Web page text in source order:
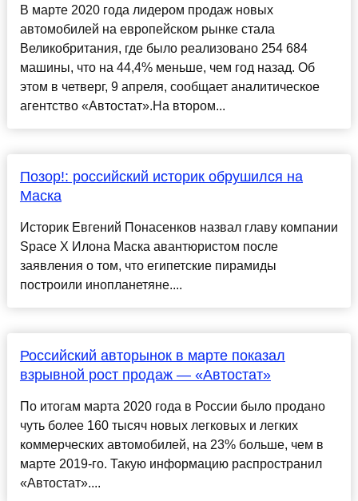
В марте 2020 года лидером продаж новых
автомобилей на европейском рынке стала
Великобритания, где было реализовано 254 684
машины, что на 44,4% меньше, чем год назад. Об
этом в четверг, 9 апреля, сообщает аналитическое
агентство «Автостат».На втором...
Позор!: российский историк обрушился на
Маска
Историк Евгений Понасенков назвал главу компании
Space X Илона Маска авантюристом после
заявления о том, что египетские пирамиды
построили инопланетяне....
Российский авторынок в марте показал
взрывной рост продаж — «Автостат»
По итогам марта 2020 года в России было продано
чуть более 160 тысяч новых легковых и легких
коммерческих автомобилей, на 23% больше, чем в
марте 2019-го. Такую информацию распространил
«Автостат»....